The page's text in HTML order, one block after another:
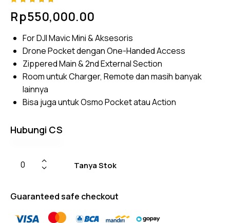
4.75out
of 5
on
er
ratings
Rp550,000.00
For DJI Mavic Mini & Aksesoris
Drone Pocket dengan One-Handed Access
Zippered Main & 2nd External Section
Room untuk Charger, Remote dan masih banyak
lainnya
Bisa juga untuk Osmo Pocket atau Action
Hubungi CS
Tanya Stok
Guaranteed safe checkout